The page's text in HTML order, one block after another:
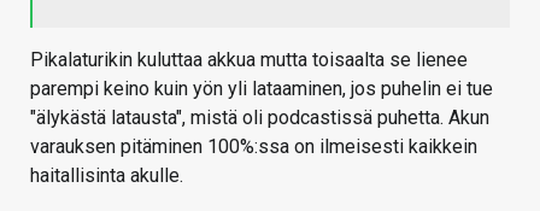
Pikalaturikin kuluttaa akkua mutta toisaalta se lienee
parempi keino kuin yön yli lataaminen, jos puhelin ei tue
"älykästä latausta", mistä oli podcastissä puhetta. Akun
varauksen pitäminen 100%:ssa on ilmeisesti kaikkein
haitallisinta akulle.